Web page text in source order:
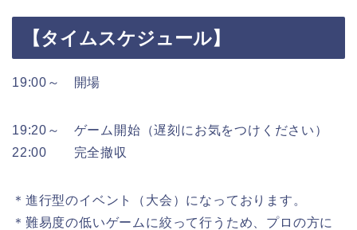
【タイムスケジュール】
19:00～ 開場
19:20～ ゲーム開始（遅刻にお気をつけください）
22:00 完全撤収
＊進行型のイベント（大会）になっております。
＊難易度の低いゲームに絞って行うため、プロの方に